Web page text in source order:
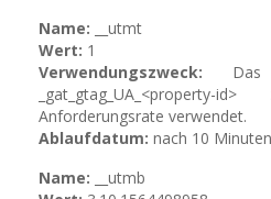
Name: __utmt
Wert: 1
Verwendungszweck: Das
Anforderungsrate verwendet.
Ablaufdatum: nach 10 Minuten
Name: __utmb